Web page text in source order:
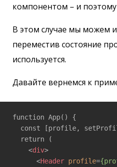
компонентом – и
В этом случае мы можем
переместив состояние
используется.
Давайте вернемся к
function App() {
const [profile,
  return (
<div>
<Header profile=